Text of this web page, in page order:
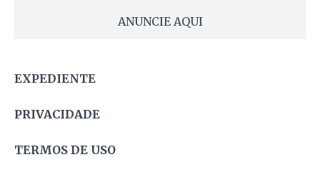
ANUNCIE AQUI
EXPEDIENTE
PRIVACIDADE
TERMOS DE USO